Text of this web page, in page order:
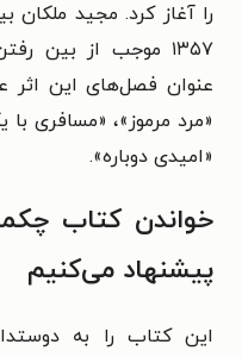
را آغاز کرد. مجید ملکان
۱۳۵۷ موجب از بین
عنوان فصل‌های این اثر
«مرد مرموز»، «مسافری
«امیدی دوباره».
خواندن کتاب
پیشنهاد می‌کنیم
این کتاب را به